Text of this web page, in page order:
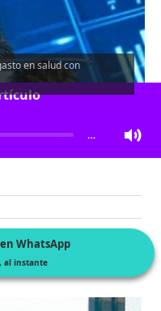
en salud con
…
WhatsApp
al instante